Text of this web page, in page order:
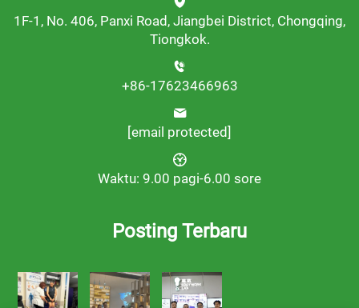
1F-1, No. 406, Panxi Road, Jiangbei District, Chongqing,
Tiongkok.
+86-17623466963
[email protected]
Waktu: 9.00 pagi-6.00 sore
Posting Terbaru